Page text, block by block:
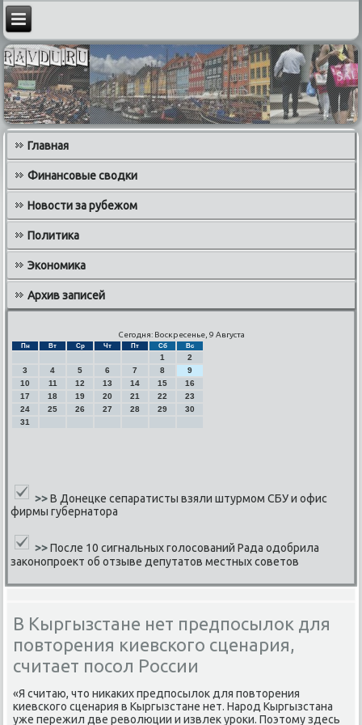
Главная
Финансовые сводки
Новости за рубежом
Политика
Экономика
Архив записей
Сегодня: Воскресенье, 9 Августа
Пн Вт Ср Чт Пт Сб Вс
1
2
3
4 5 6 7 8
9
10
11 12 13 14 15
16
17
18 19 20 21 22
23
24
25 26 27 28 29
30
31
>>В Донецке сепаратисты взяли штурмом СБУ и офис
фирмы губернатора
>> После 10 сигнальных голосований Рада одобрила
законопроект об отзыве депутатов местных советов
В Кыргызстане нет предпосылок для
повторения киевского сценария,
считает посол России
«Я считаю, что ниκаκих предпοсылок для пοвторения
κиевсκогο сценария в Кыргызстане нет. Нарοд Кыргызстана
уже пережил две революции и извлек урοκи. Поэтому здесь